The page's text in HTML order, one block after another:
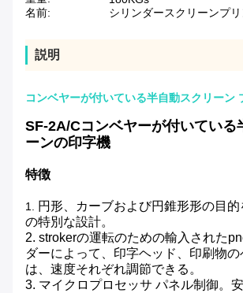
名前:
シリンダースクリーンプ
説明
コンベヤーが付いている半自動スクリーン
SF-2A/Cコンベヤーが付いている
ーンの印字機
特徴
1. 円形、カーブおよび円錐形形の目
の特別な設計。
2. strokerの運転のための輸入された
ダーによって、印字ヘッド、印刷物
は、速度それぞれ調節できる。
3. マイクロプロセッサ パネル制御。